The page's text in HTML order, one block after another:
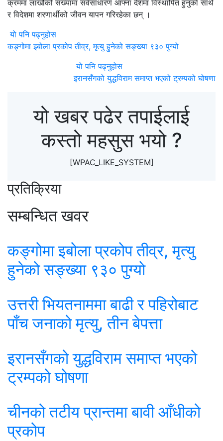
क्रममा लाखौंको संख्यामा सर्वसाधारण आफ्ना देशमा विस्थापित हुनुको साथै
र विदेशमा शरणार्थीको जीवन यापन गरिरहेका छन् ।
यो पनि पढ्नुहोस
कङ्गोमा इबोला प्रकोप तीव्र, मृत्यु हुनेको सङ्ख्या ९३० पुग्यो
यो पनि पढ्नुहोस
इरानसँगको युद्धविराम समाप्त भएको ट्रम्पको घोषणा
यो खबर पढेर तपाईलाई
कस्तो महसुस भयो ?
[WPAC_LIKE_SYSTEM]
प्रतिक्रिया
सम्बन्धित खवर
कङ्गोमा इबोला प्रकोप तीव्र, मृत्यु
हुनेको सङ्ख्या ९३० पुग्यो
उत्तरी भियतनाममा बाढी र पहिरोबाट
पाँच जनाको मृत्यु, तीन बेपत्ता
इरानसँगको युद्धविराम समाप्त भएको
ट्रम्पको घोषणा
चीनको तटीय प्रान्तमा बावी आँधीको
प्रकोप